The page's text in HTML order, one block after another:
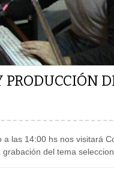
a las 14:00 hs nos visitará
del tema